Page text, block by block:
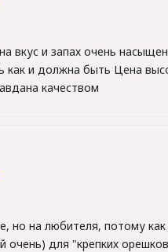
вкус и запах очень
как и должна быть Цена
качеством
но на любителя, потому как
очень) для "крепких